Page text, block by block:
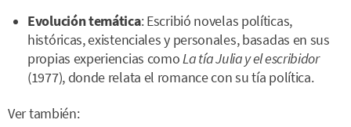
Evolución temática: Escribió novelas políticas,
históricas, existenciales y personales, basadas en sus
propias experiencias comoLa tía Julia y el escribidor
(1977), donde relata el romance con su tía política.
Ver también: